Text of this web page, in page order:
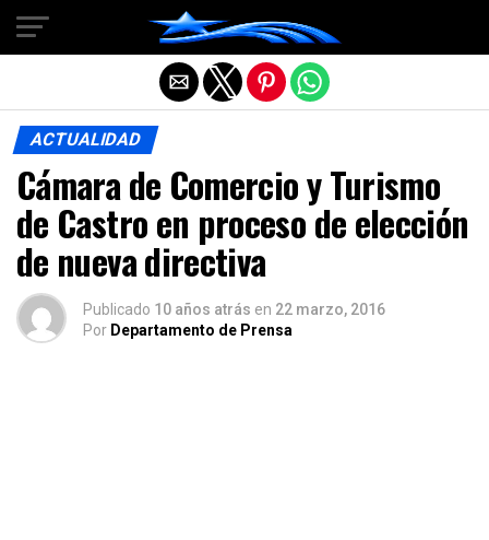
ACTUALIDAD
Cámara de Comercio y Turismo
de Castro en proceso de elección
de nueva directiva
Publicado 10 años atrás en 22 marzo, 2016
Por Departamento de Prensa
Salir de la versión móvil